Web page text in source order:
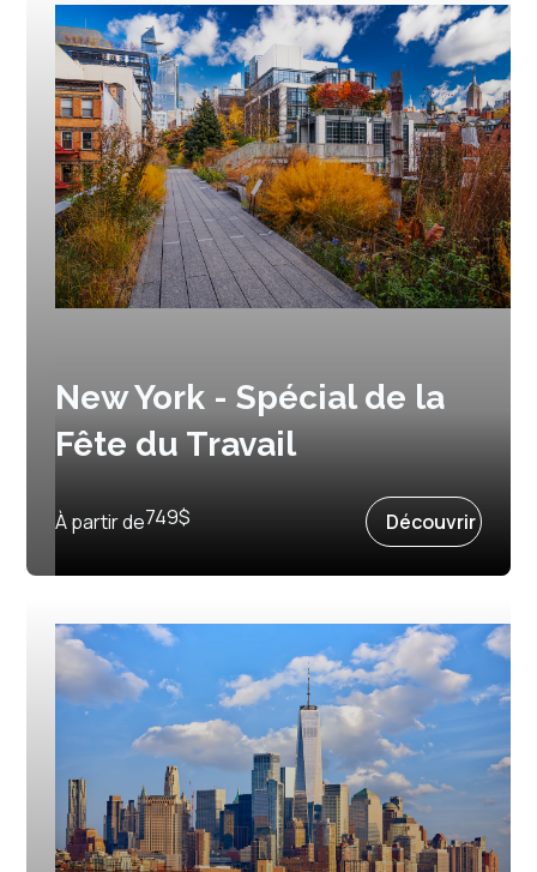
New York - Spécial de la
Fête du Travail
3 septembre 2027
À partir de749$ Découvrir